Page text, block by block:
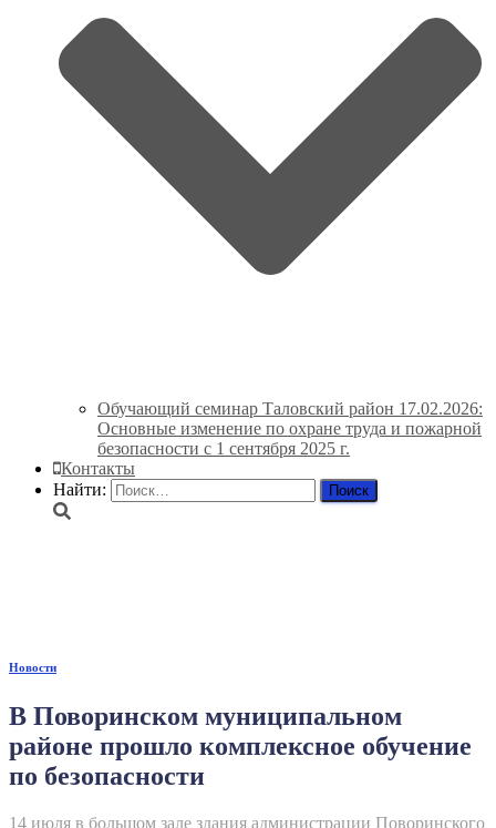
Обучающий семинар Таловский район 17.02.2026:
Основные изменение по охране труда и пожарной
безопасности с 1 сентября 2025 г.
Контакты
Найти:
Новости
В Поворинском муниципальном
районе прошло комплексное обучение
по безопасности
14 июля в большом зале здания администрации Поворинского